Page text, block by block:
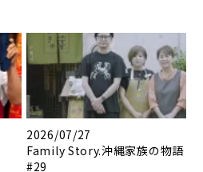
2026/07/27
Family Story.沖縄家族の物語
#29